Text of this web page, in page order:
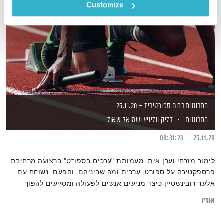
Customize
התבוננות ברוח ספורטיבית – 25.11.20
התבוננות
דליק ווליניץ ושמואל שאול
25.11.20
00:31:23
לימור מזרחי וערן איתן מעמותת "ערכים בספורט" ברצועה מרחיבת
פרספקטיבה על ספורט, ערכים ומה שביניהם, והפעם: נשוחח עם
אלעד רובינשטיין כיצד מניעים אנשים לפעולה ומסייעים להפוך
אודיו